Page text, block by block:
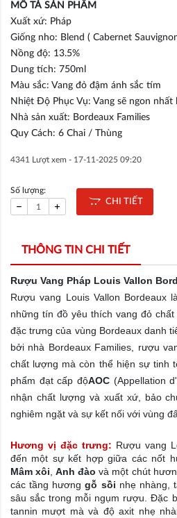
MÔ TẢ SẢN PHẨM
Xuất xứ: Pháp
Giống nho: Blend ( Cabernet
Nồng độ: 13.5%
Dung tích: 750ml
Màu sắc: Vang đỏ đậm ánh sắc tím
Nhiệt Độ Phục Vụ: Vang sẽ ngon
Nhà sản xuất: Bordeaux Families
Quy Cách: 6 Chai / Thùng
4341 Lượt xem - 17-11-2025 09:20
Số lượng:
CHI TIẾT
THÔNG TIN CHI TIẾT
Rượu Vang Pháp Louis Vallon
Rượu vang Louis Vallon Bordeaux
những tín đồ yêu thích vang đỏ
đặc trưng của vùng Bordeaux danh
bởi nhà Bordeaux Families, rượu
chất lượng mà còn thể hiện sự tinh
phẩm đạt cấp độAOC(Appellation
nhận chất lượng và xuất xứ, bảo
nghiêm ngặt và sự kết nối với vùng
Hương vị đặc trưng: Rượu vang
đến một sự kết hợp giữa các nốt
Mâm xôi ,Anh đào và một chút
các tầng hươnggỗ sồi nhẹ nhàng,
sâu sắc trong mỗi ngụm rượu. Đặc
tannin mượt mà và độ axit nhẹ